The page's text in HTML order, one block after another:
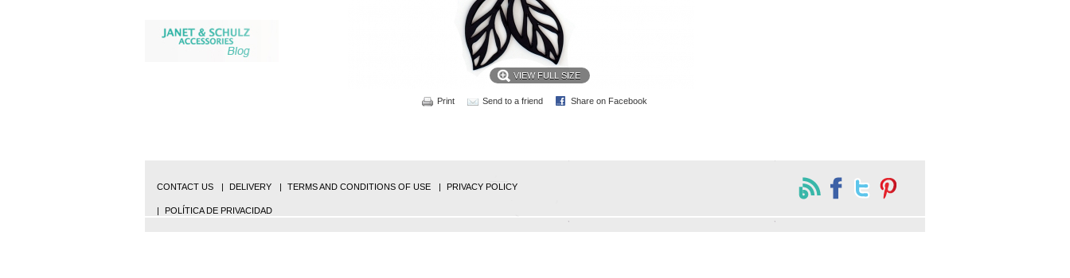
VIEW FULL SIZE
Share on Facebook
Send to a friend
Print
CONTACT US DELIVERY TERMS AND CONDITIONS OF USE PRIVACY POLICY
POLÍTICA DE PRIVACIDAD